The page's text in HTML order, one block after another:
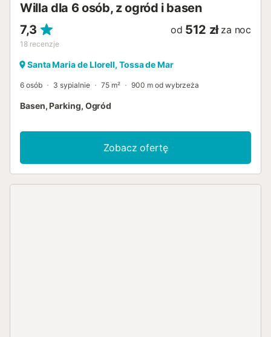
Willa dla 6 osób, z ogród i basen
7,3
18 recenzje
od 512 zł za noc
Santa Maria de Llorell, Tossa de Mar
6 osób 3 sypialnie 75 m² 900 m od wybrzeża
Basen, Parking, Ogród
Zobacz ofertę